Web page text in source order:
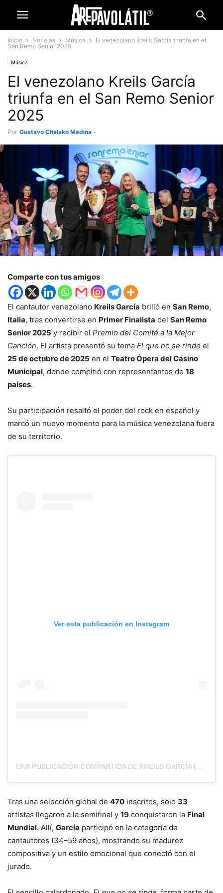
Inicio Noticias Música
El venezolano Kreils García triunfa en el
San Remo Senior 2025
Música
El venezolano Kreils García
triunfa en el San Remo Senior
2025
Por Gustavo Chalako Medina -
Comparte con tus amigos
El cantautor venezolano Kreils García brilló en San Remo,
Italia, tras convertirse en Primer Finalista del San Remo
Senior 2025 y recibir el Premio del Comité a la Mejor
Canción. El artista presentó su tema El que no se rinde el
25 de octubre de 2025 en el Teatro Ópera del Casino
Municipal, donde compitió con representantes de 18
países.
Su participación resaltó el poder del rock en español y
marcó un nuevo momento para la música venezolana fuera
de su territorio.
Ver esta publicación en Instagram
UNA PUBLICACIÓN COMPARTIDA DE KREILS GARCÍA (@KREILSMUSIC)
Tras una selección global de 470 inscritos, solo 33
artistas llegaron a la semifinal y 19 conquistaron la Final
Mundial. Allí, García participó en la categoría de
cantautores (34–59 años), mostrando su madurez
compositiva y un estilo emocional que conectó con el
jurado.